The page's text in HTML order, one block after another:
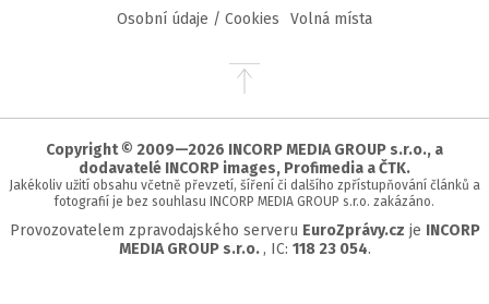
Osobní údaje / Cookies
Volná místa
Přejít
stránky
Copyright © 2009—2026 INCORP MEDIA GROUP s.r.o., a
dodavatelé INCORP images, Profimedia a ČTK.
Jakékoliv užití obsahu včetně převzetí, šíření či dalšího zpřístupňování článků a
fotografií je bez souhlasu INCORP MEDIA GROUP s.r.o. zakázáno.
Provozovatelem zpravodajského serveru EuroZprávy.cz je INCORP
MEDIA GROUP s.r.o. , IC: 118 23 054.